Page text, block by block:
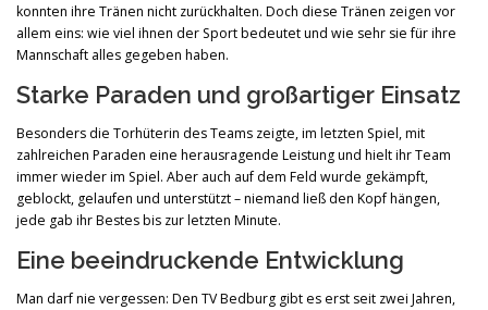
konnten ihre Tränen nicht zurückhalten. Doch diese Tränen zeigen vor
allem eins: wie viel ihnen der Sport bedeutet und wie sehr sie für ihre
Mannschaft alles gegeben haben.
Starke Paraden und großartiger Einsatz
Besonders die Torhüterin des Teams zeigte, im letzten Spiel, mit
zahlreichen Paraden eine herausragende Leistung und hielt ihr Team
immer wieder im Spiel. Aber auch auf dem Feld wurde gekämpft,
geblockt, gelaufen und unterstützt – niemand ließ den Kopf hängen,
jede gab ihr Bestes bis zur letzten Minute.
Eine beeindruckende Entwicklung
Man darf nie vergessen: Den TV Bedburg gibt es erst seit zwei Jahren,